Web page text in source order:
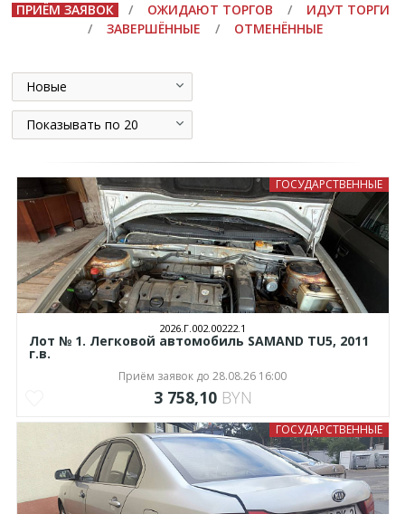
ПРИЁМ ЗАЯВОК / ОЖИДАЮТ ТОРГОВ /
ИДУТ ТОРГИ
/
ЗАВЕРШЁННЫЕ / ОТМЕНЁННЫЕ
Новые
Показывать по 20
ГОСУДАРСТВЕННЫЕ
2026.Г.002.00222.1
Лот № 1. Легковой автомобиль SAMAND TU5, 2011
г.в.
Приём заявок до 28.08.26 16:00
3 758,10 BYN
ГОСУДАРСТВЕННЫЕ